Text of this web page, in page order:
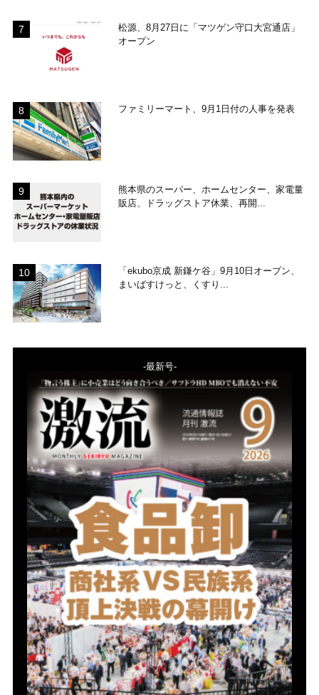
松源、8月27日に「マツゲン守口大宮通店」
オープン
ファミリーマート、9月1日付の人事を発表
熊本県のスーパー、ホームセンター、家電量
販店、ドラッグストア休業、再開...
「ekubo京成 新鎌ケ谷」9月10日オープン、
まいばすけっと、くすり...
-最新号-